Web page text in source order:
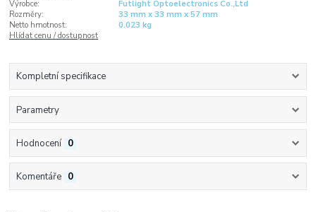
Výrobce:
Futlight Optoelectronics Co.,Ltd
Rozměry:
33 mm x 33 mm x 57 mm
Netto hmotnost:
0.023 kg
Hlídat cenu / dostupnost
Kompletní specifikace
Parametry
Hodnocení 0
Komentáře 0